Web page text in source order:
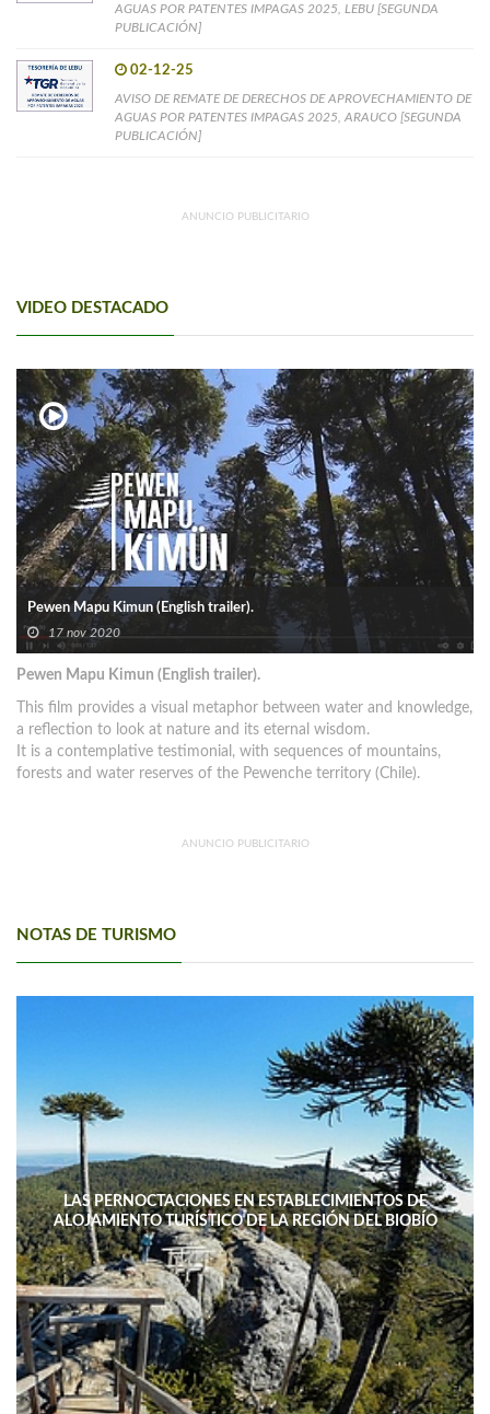
AGUAS POR PATENTES IMPAGAS 2025, LEBU [SEGUNDA
PUBLICACIÓN]
02-12-25
AVISO DE REMATE DE DERECHOS DE APROVECHAMIENTO DE
AGUAS POR PATENTES IMPAGAS 2025, ARAUCO [SEGUNDA
PUBLICACIÓN]
ANUNCIO PUBLICITARIO
VIDEO DESTACADO
Pewen Mapu Kimun (English trailer).
17 nov 2020
Pewen Mapu Kimun (English trailer).
This film provides a visual metaphor between water and knowledge,
a reflection to look at nature and its eternal wisdom.
It is a contemplative testimonial, with sequences of mountains,
forests and water reserves of the Pewenche territory (Chile).
ANUNCIO PUBLICITARIO
NOTAS DE TURISMO
LAS PERNOCTACIONES EN ESTABLECIMIENTOS DE
ALOJAMIENTO TURÍSTICO DE LA REGIÓN DEL BIOBÍO
DISMINUYERON 15,4% INTERANUAL